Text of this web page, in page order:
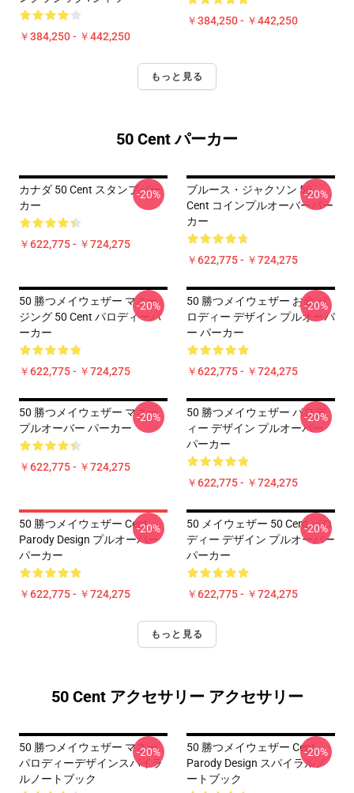
￥384,250 - ￥442,250
￥384,250 - ￥442,250
もっと見る
50 Cent パーカー
カナダ 50 Cent スタンプパー
カー
￥622,775 - ￥724,275
-20%
ブルース・ジャクソン 50
Cent コインプルオーバーパー
カー
￥622,775 - ￥724,275
-20%
50 勝つメイウェザー マネー
ジング 50 Cent パロディーパ
ーカー
￥622,775 - ￥724,275
-20%
50 勝つメイウェザー お金 パ
ロディー デザイン プルオーバ
ー パーカー
￥622,775 - ￥724,275
-20%
50 勝つメイウェザー マネー
プルオーバー パーカー
￥622,775 - ￥724,275
-20%
50 勝つメイウェザー パロデ
ィー デザイン プルオーバー
パーカー
￥622,775 - ￥724,275
-20%
50 勝つメイウェザー Cent
Parody Design プルオーバー
パーカー
￥622,775 - ￥724,275
-20%
50 メイウェザー 50 Cent パロ
ディー デザイン プルオーバー
パーカー
￥622,775 - ￥724,275
-20%
もっと見る
50 Cent アクセサリー アクセサリー
50 勝つメイウェザー マネー
パロディーデザインスパイラ
ルノートブック
-20%
50 勝つメイウェザー Cent
Parody Design スパイラルノ
ートブック
-20%